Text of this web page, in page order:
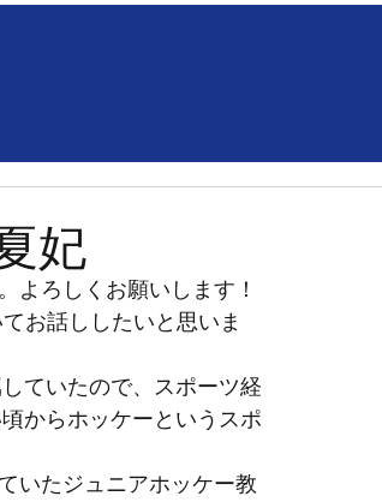
妃
ろしくお願いします！
お話ししたいと思いま
ていたので、スポーツ経
からホッケーというスポ
いたジュニアホッケー教